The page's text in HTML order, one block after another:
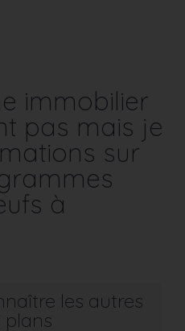
immobilier
pas mais je
sur
à
les autres
plans